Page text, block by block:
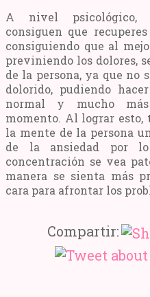
A nivel psicológico,
consiguen que
consiguiendo que al
previniendo los dolores,
de la persona, ya que no
dolorido, pudiendo
normal y mucho
momento. Al lograr esto,
la mente de la persona
de la ansiedad por
concentración se vea
manera se sienta más
cara para afrontar los
Compartir: